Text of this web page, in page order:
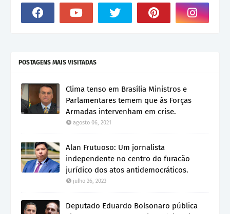
POSTAGENS MAIS VISITADAS
Clima tenso em Brasília Ministros e
Parlamentares temem que ás Forças
Armadas intervenham em crise.
agosto 06, 2021
Alan Frutuoso: Um jornalista
independente no centro do furacão
jurídico dos atos antidemocráticos.
julho 26, 2023
Deputado Eduardo Bolsonaro pública